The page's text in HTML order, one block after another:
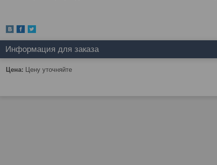
Информация для заказа
Цена: Цену уточняйте